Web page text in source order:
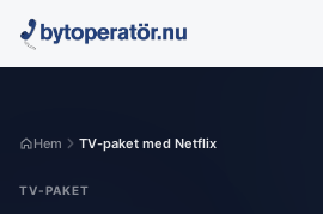
Hem TV-paket med Netflix
TV-PAKET